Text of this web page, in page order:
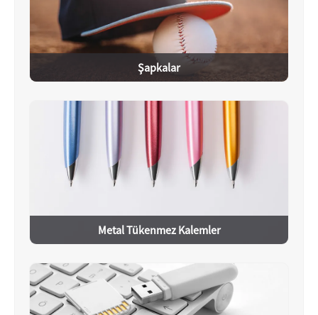
Şapkalar
Metal Tükenmez Kalemler